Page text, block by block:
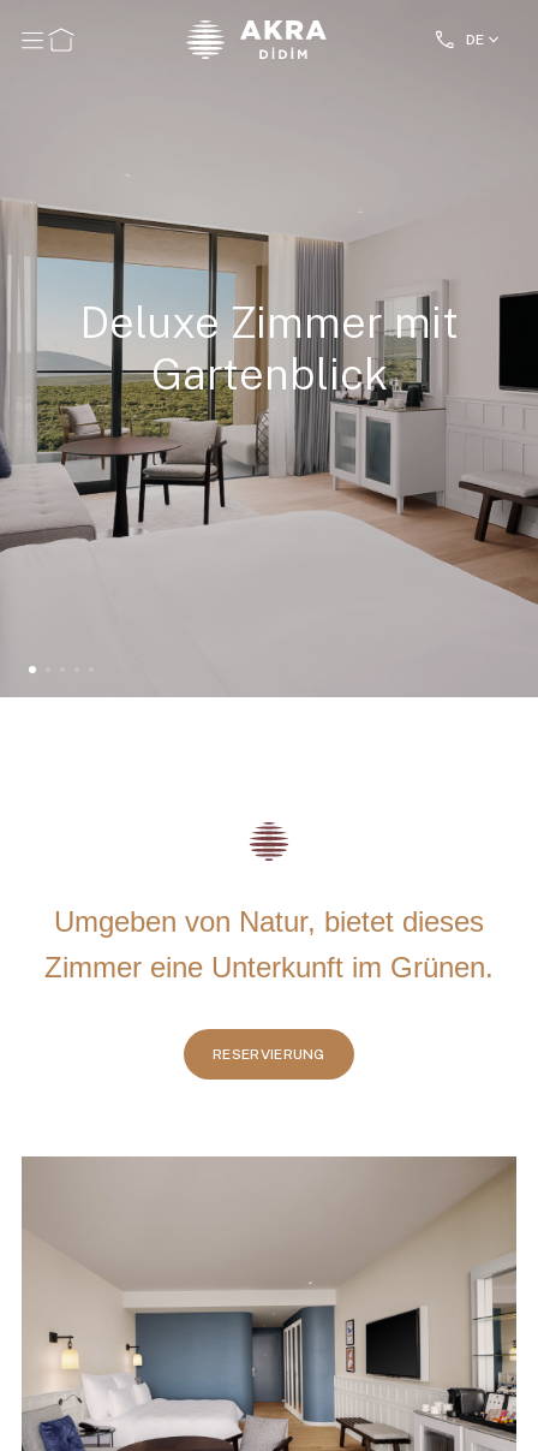
DE
Deluxe Zimmer mit
Gartenblick
Umgeben von Natur, bietet dieses
Zimmer eine Unterkunft im Grünen.
RESERVIERUNG